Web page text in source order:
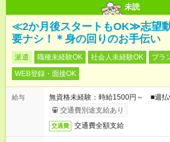
未読
≪2か月後スタートもOK≫志望
要ナシ！＊身の回りのお手伝い
派遣 職種未経験OK 社会人未経験OK
ブラ
WEB登録・面接OK
給与
無資格未経験：時給1500円～ ■週
交通費別途支給あり
交通費 交通費全額支給